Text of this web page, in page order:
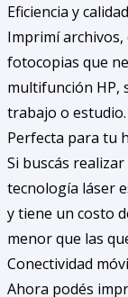
Eficiencia y calidad
Imprimí archivos,
fotocopias que
multifunción HP,
trabajo o estudio.
Perfecta para tu
Si buscás
tecnología láser
y tiene un costo
menor que las
Conectividad
Ahora podés